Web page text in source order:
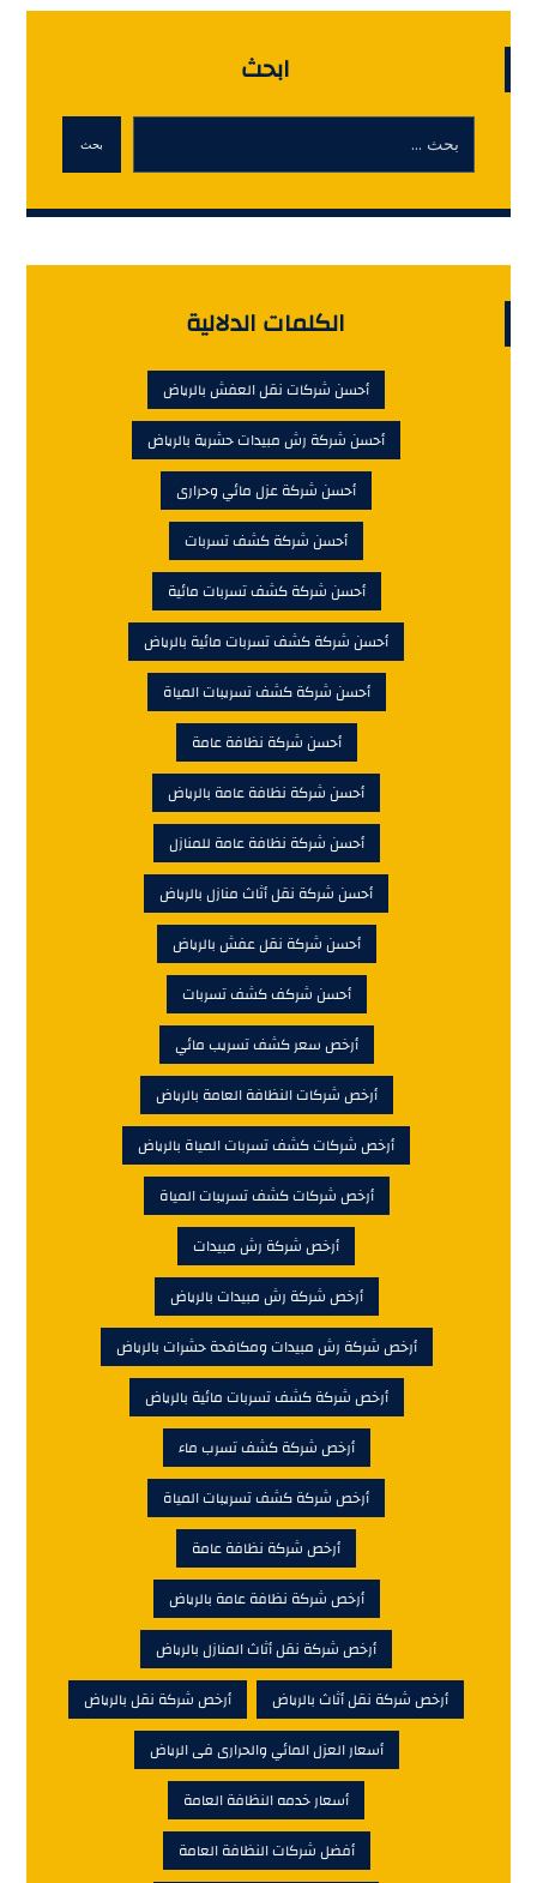
ابحث
بحث
الكلمات الدلالية
أحسن شركات نقل العفش بالرياض
أحسن شركة رش مبيدات حشرية بالرياض
أحسن شركة عزل مائي وحرارى
أحسن شركة كشف تسربات
أحسن شركة كشف تسربات مائية
أحسن شركة كشف تسربات مائية بالرياض
أحسن شركة كشف تسريبات المياة
أحسن شركة نظافة عامة
أحسن شركة نظافة عامة بالرياض
أحسن شركة نظافة عامة للمنازل
أحسن شركة نقل أثاث منازل بالرياض
أحسن شركة نقل عفش بالرياض
أحسن شركف كشف تسربات
أرخص سعر كشف تسريب مائي
أرخص شركات النظافة العامة بالرياض
أرخص شركات كشف تسربات المياة بالرياض
أرخص شركات كشف تسريبات المياة
أرخص شركة رش مبيدات
أرخص شركة رش مبيدات بالرياض
أرخص شركة رش مبيدات ومكافحة حشرات بالرياض
أرخص شركة كشف تسربات مائية بالرياض
أرخص شركة كشف تسرب ماء
أرخص شركة كشف تسريبات المياة
أرخص شركة نظافة عامة
أرخص شركة نظافة عامة بالرياض
أرخص شركة نقل أثاث المنازل بالرياض
أرخص شركة نقل أثاث بالرياض
أرخص شركة نقل بالرياض
أسعار العزل المائي والحرارى فى الرياض
أسعار خدمه النظافة العامة
أفضل شركات النظافة العامة